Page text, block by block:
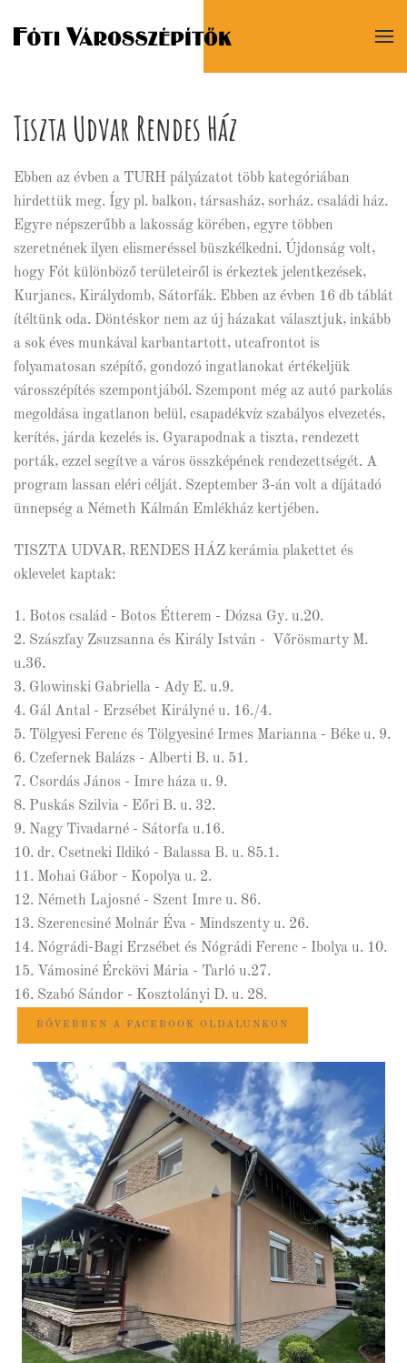
Tiszta Udvar Rendes Ház
Ebben az évben a TURH pályázatot több kategóriában
hirdettük meg. Így pl. balkon, társasház, sorház. családi ház.
Egyre népszerűbb a lakosság körében, egyre többen
szeretnének ilyen elismeréssel büszkélkedni. Újdonság volt,
hogy Fót különböző területeiről is érkeztek jelentkezések,
Kurjancs, Királydomb, Sátorfák. Ebben az évben 16 db táblát
ítéltünk oda. Döntéskor nem az új házakat választjuk, inkább
a sok éves munkával karbantartott, utcafrontot is
folyamatosan szépítő, gondozó ingatlanokat értékeljük
városszépítés szempontjából. Szempont még az autó parkolás
megoldása ingatlanon belül, csapadékvíz szabályos elvezetés,
kerítés, járda kezelés is. Gyarapodnak a tiszta, rendezett
porták, ezzel segítve a város összképének rendezettségét. A
program lassan eléri célját. Szeptember 3-án volt a díjátadó
ünnepség a Németh Kálmán Emlékház kertjében.
TISZTA UDVAR, RENDES HÁZ kerámia plakettet és
oklevelet kaptak:
1. Botos család - Botos Étterem - Dózsa Gy. u.20.
2. Szászfay Zsuzsanna és Király István - Vőrösmarty M.
u.36.
3. Glowinski Gabriella - Ady E. u.9.
4. Gál Antal - Erzsébet Királyné u. 16./4.
5. Tölgyesi Ferenc és Tölgyesiné Irmes Marianna - Béke u. 9.
6. Czefernek Balázs - Alberti B. u. 51.
7. Csordás János - Imre háza u. 9.
8. Puskás Szilvia - Eőri B. u. 32.
9. Nagy Tivadarné - Sátorfa u.16.
10. dr. Csetneki Ildikó - Balassa B. u. 85.1.
11. Mohai Gábor - Kopolya u. 2.
12. Németh Lajosné - Szent Imre u. 86.
13. Szerencsiné Molnár Éva - Mindszenty u. 26.
14. Nógrádi-Bagi Erzsébet és Nógrádi Ferenc - Ibolya u. 10.
15. Vámosiné Érckövi Mária - Tarló u.27.
16. Szabó Sándor - Kosztolányi D. u. 28.
BŐVEBBEN A FACEBOOK OLDALUNKON